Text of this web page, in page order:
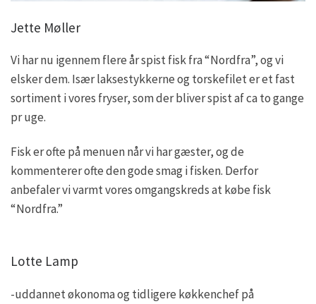
Jette Møller
Vi har nu igennem flere år spist fisk fra “Nordfra”, og vi
elsker dem. Især laksestykkerne og torskefilet er et fast
sortiment i vores fryser, som der bliver spist af ca to gange
pr uge.
Fisk er ofte på menuen når vi har gæster, og de
kommenterer ofte den gode smag i fisken. Derfor
anbefaler vi varmt vores omgangskreds at købe fisk
“Nordfra.”
Lotte Lamp
-uddannet økonoma og tidligere køkkenchef på